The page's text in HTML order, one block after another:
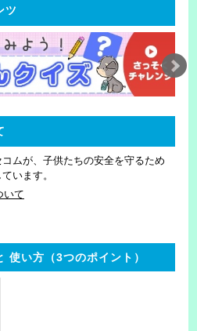
ツ
コムが、子供たちの安全を守るため
います。
いて
使い方（3つのポイント）